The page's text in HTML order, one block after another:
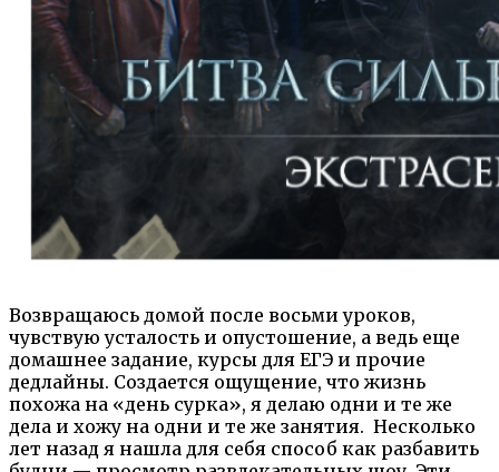
Возвращаюсь домой после восьми уроков,
чувствую усталость и опустошение, а ведь еще
домашнее задание, курсы для ЕГЭ и прочие
дедлайны. Создается ощущение, что жизнь
похожа на «день сурка», я делаю одни и те же
дела и хожу на одни и те же занятия. Несколько
лет назад я нашла для себя способ как разбавить